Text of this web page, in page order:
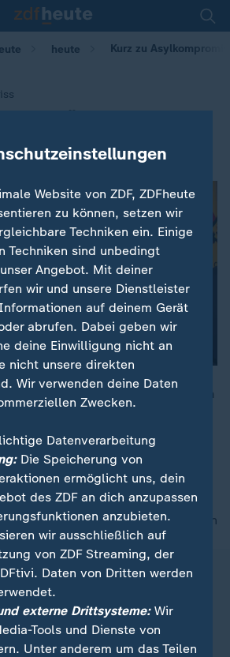
heute Kurz zu
Österreichs
Kurz sei die Einigung der Union
undurchsichtig. Es sei
welche nationalen Maßnahmen
geplant habe.
nach oben
Website von ZDF, ZDFheute
zu können, setzen wir
Techniken ein. Einige
Techniken sind unbedingt
Angebot. Mit deiner
wir und unsere Dienstleister
auf deinem Gerät
abrufen. Dabei geben wir
deine Einwilligung nicht an
nicht unsere direkten
Wir verwenden deine Daten
Zwecken.
Datenverarbeitung
Die Speicherung von
ermöglicht uns, dein
des ZDF an dich anzupassen
anzubieten.
wir ausschließlich auf
von ZDF Streaming, der
Daten von Dritten werden
externe Drittsysteme:Wir
Tools und Dienste von
Unter anderem um das Teilen